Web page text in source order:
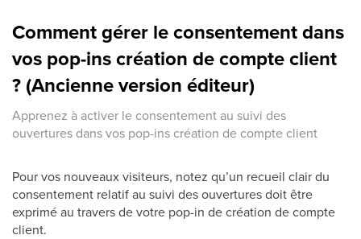
Comment gérer le consentement dans
vos pop-ins création de compte client
? (Ancienne version éditeur)
Apprenez à activer le consentement au suivi des
ouvertures dans vos pop-ins création de compte client
Pour vos nouveaux visiteurs, notez qu’un recueil clair du
consentement relatif au suivi des ouvertures doit être
exprimé au travers de votre pop-in de création de compte
client.